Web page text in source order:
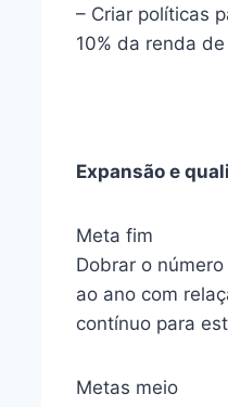
– Criar políticas
10% da renda
Expansão e
Meta fim
Dobrar o
ao ano com
contínuo para
Metas meio